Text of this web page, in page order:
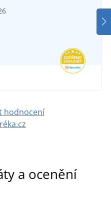
8.
Fantasy
Kč
hodnocení
a ocenění